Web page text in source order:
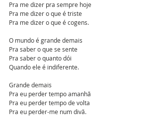
Pra me dizer pra sempre hoje
Pra me dizer o que é triste
Pra me dizer o que é cogens.
O mundo é grande demais
Pra saber o que se sente
Pra saber o quanto dói
Quando ele é indiferente.
Grande demais
Pra eu perder tempo amanhã
Pra eu perder tempo de volta
Pra eu perder-me num divã.